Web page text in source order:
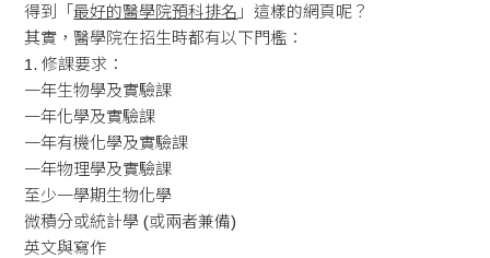
得到「最好的醫學院預科排名 」這樣的網頁呢？
其實，醫學院在招生時都有以下門檻：
1. 修課要求：
一年生物學及實驗課
一年化學及實驗課
一年有機化學及實驗課
一年物理學及實驗課
至少一學期生物化學
微積分或統計學 (或兩者兼備)
英文與寫作